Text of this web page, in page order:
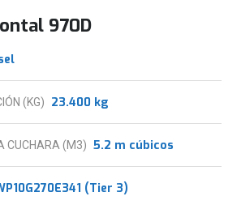
970D
(KG) 23.400 kg
CUCHARA (M3) 5.2 m cúbicos
(Tier 3)